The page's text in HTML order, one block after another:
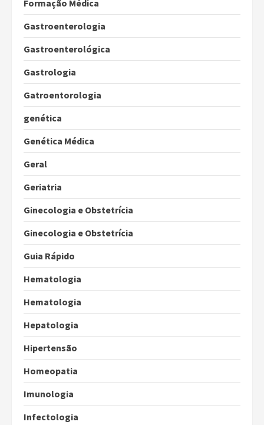
Formação Médica
Gastroenterologia
Gastroenterológica
Gastrologia
Gatroentorologia
genética
Genética Médica
Geral
Geriatria
Ginecologia e Obstetrícia
Ginecologia e Obstetrícia
Guia Rápido
Hematologia
Hematologia
Hepatologia
Hipertensão
Homeopatia
Imunologia
Infectologia